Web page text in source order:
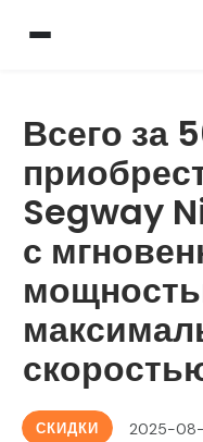
Всего за
Segway
с
СКИДКИ 2025-08-